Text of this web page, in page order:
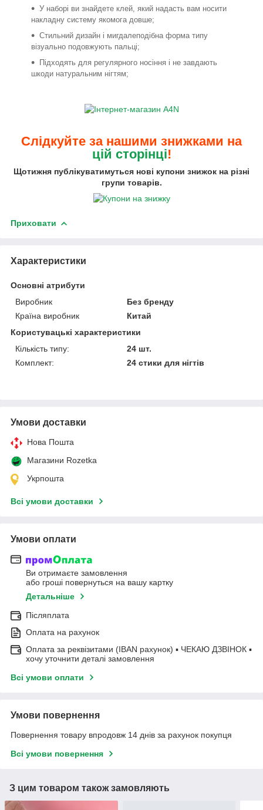
У наборі ви знайдете клей, який надасть вам носити
накладну систему якомога довше;
Стильний дизайн і мигдалеподібна форма типу
візуально подовжують пальці;
Підходять для регулярного носіння і не завдають
шкоди натуральним нігтям;
Слідкуйте за нашими знижками на
цій сторінці!
Щотижня публікуватимуться нові купони знижок на різні
групи товарів.
Приховати
Характеристики
Основні атрибути
Виробник
Без бренду
Країна виробник
Китай
Користувацькі характеристики
Кількість типу:
24 шт.
Комплект:
24 стики для нігтів
Умови доставки
Нова Пошта
Магазини Rozetka
Укрпошта
Всі умови доставки
Умови оплати
Ви отримаєте замовлення
або гроші повернуться на вашу картку
Детальніше
Післяплата
Оплата на рахунок
Оплата за реквізитами (IBAN рахунок) ▪ ЧЕКАЮ ДЗВІНОК ▪
хочу уточнити деталі замовлення
Всі умови оплати
Умови повернення
Повернення товару впродовж 14 днів за рахунок покупця
Всі умови повернення
З цим товаром також замовляють